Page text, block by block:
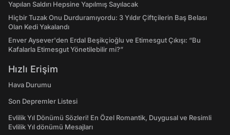
Yapılan Saldırı Hepsine Yapılmış Sayılacak
Hiçbir Tuzak Onu Durduramıyordu: 3 Yıldır Çiftçilerin Baş Belası
Olan Kedi Yakalandı
Enver Aysever'den Erdal Beşikçioğlu ve Etimesgut Çıkışı: “Bu
Kafalarla Etimesgut Yönetilebilir mi?”
Hızlı Erişim
Hava Durumu
Son Depremler Listesi
Evlilik Yıl Dönümü Sözleri! En Özel Romantik, Duygusal ve Resimli
Evlilik Yıl dönümü Mesajları